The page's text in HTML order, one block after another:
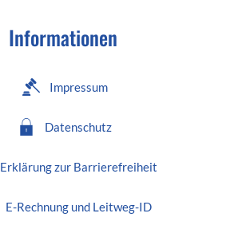
Informationen
Impressum
Datenschutz
Erklärung zur Barrierefreiheit
E-Rechnung und Leitweg-ID